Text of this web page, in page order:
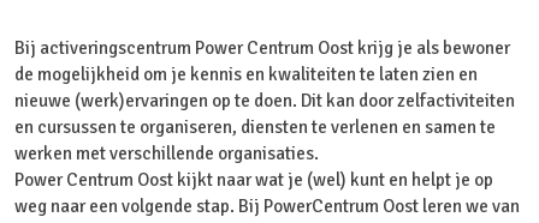
Bij activeringscentrum Power Centrum Oost krijg je als bewoner
de mogelijkheid om je kennis en kwaliteiten te laten zien en
nieuwe (werk)ervaringen op te doen. Dit kan door zelfactiviteiten
en cursussen te organiseren, diensten te verlenen en samen te
werken met verschillende organisaties.
Power Centrum Oost kijkt naar wat je (wel) kunt en helpt je op
weg naar een volgende stap. Bij PowerCentrum Oost leren we van